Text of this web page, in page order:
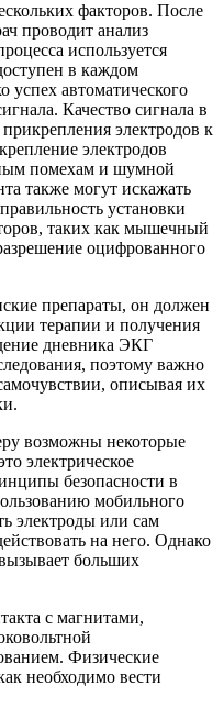
факторов. После
проводит анализ
используется
в каждом
автоматического
Качество сигнала в
электродов к
электродов
помехам и шумной
также могут искажать
установки
таких как мышечный
оцифрованного
препараты, он должен
терапии и получения
дневника ЭКГ
поэтому важно
описывая их
возможны некоторые
электрическое
безопасности в
мобильного
электроды или сам
на него. Однако
больших
с магнитами,
Физические
необходимо вести